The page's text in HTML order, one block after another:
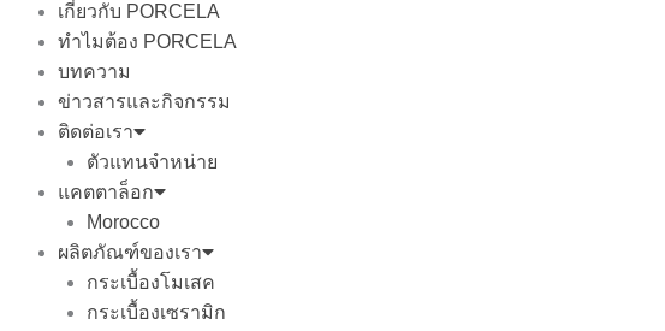
เกี่ยวกับ PORCELA
ทำไมต้อง PORCELA
บทความ
ข่าวสารและกิจกรรม
ติดต่อเรา
ตัวแทนจำหน่าย
แคตตาล็อก
Morocco
ผลิตภัณฑ์ของเรา
กระเบื้องโมเสค
กระเบื้องเซรามิก